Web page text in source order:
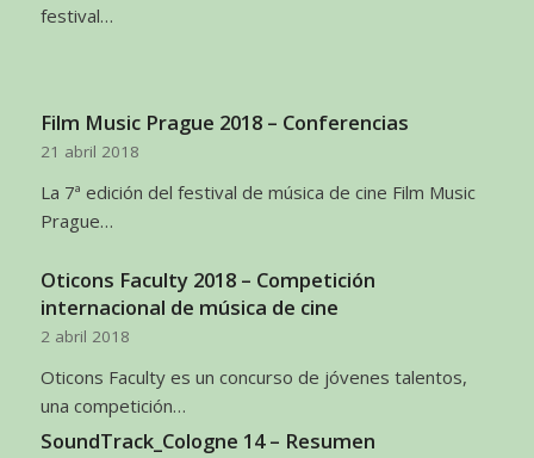
festival…
Film Music Prague 2018 – Conferencias
21 abril 2018
La 7ª edición del festival de música de cine Film Music
Prague…
Oticons Faculty 2018 – Competición
internacional de música de cine
2 abril 2018
Oticons Faculty es un concurso de jóvenes talentos,
una competición…
SoundTrack_Cologne 14 – Resumen